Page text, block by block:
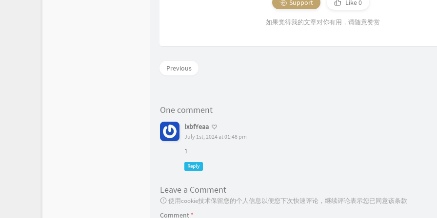
Support Like0
如果觉得我的文章对你有用，请随意赞赏
Previous
One comment
lxbfYeaa
July 1st, 2024 at 01:48 pm
1
Reply
Leave a Comment
使用cookie技术保留您的个人信息以便您下次快速评论，继续评论表示您已同意该条款
Comment *